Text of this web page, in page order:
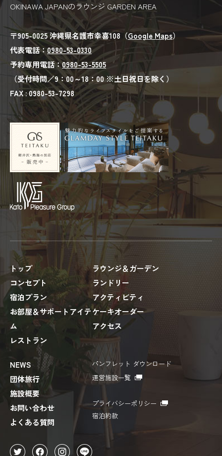
OKINAWA JAPANのラウンジ GARDEN AREA
〒905-0025 沖縄県名護市幸喜108（Google Maps）
代表電話：0980-53-0330
予約専用電話：0980-53-5505
（受付時間／9：00～18：00 ※土日祝日を除く）
FAX : 0980-53-7298
トップ
コンセプト
宿泊プラン
お部屋＆サポートアイテ
ム
レストラン
ラウンジ＆ガーデン
ランドリー
アクティビティ
ケーキオーダー
アクセス
NEWS
団体旅行
施設概要
お問い合わせ
よくある質問
パンフレット ダウンロード
運営施設一覧
プライバシーポリシー
宿泊約款